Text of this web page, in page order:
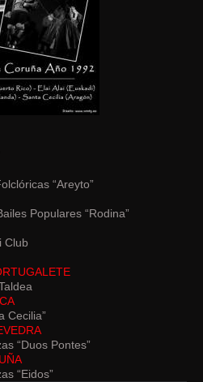
“Areyto”
Populares “Rodina”
Club
Cecilia”
“Duos Pontes”
“Eidos”